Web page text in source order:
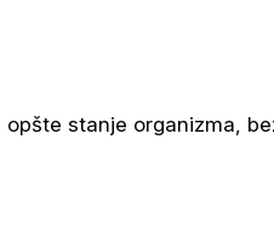
stanje organizma,